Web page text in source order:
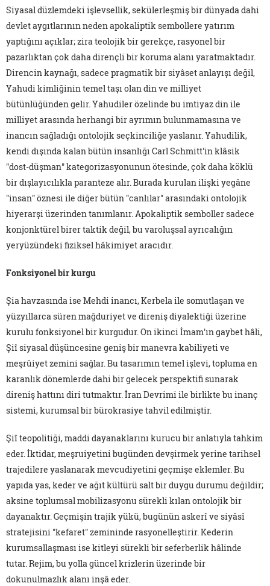
Siyasal düzlemdeki işlevsellik, sekülerleşmiş bir dünyada dahi
devlet aygıtlarının neden apokaliptik sembollere yatırım
yaptığını açıklar; zira teolojik bir gerekçe, rasyonel bir
pazarlıktan çok daha dirençli bir koruma alanı yaratmaktadır.
Direncin kaynağı, sadece pragmatik bir siyâset anlayışı değil,
Yahudi kimliğinin temel taşı olan din ve milliyet
bütünlüğünden gelir. Yahudiler özelinde bu imtiyaz din ile
milliyet arasında herhangi bir ayrımın bulunmamasına ve
inancın sağladığı ontolojik seçkinciliğe yaslanır. Yahudilik,
kendi dışında kalan bütün insanlığı Carl Schmitt'in klâsik
"dost-düşman" kategorizasyonunun ötesinde, çok daha köklü
bir dışlayıcılıkla paranteze alır. Burada kurulan ilişki yegâne
"insan" öznesi ile diğer bütün "canlılar" arasındaki ontolojik
hiyerarşi üzerinden tanımlanır. Apokaliptik semboller sadece
konjonktürel birer taktik değil, bu varoluşsal ayrıcalığın
yeryüzündeki fiziksel hâkimiyet aracıdır.
Fonksiyonel bir kurgu
Şia havzasında ise Mehdi inancı, Kerbela ile somutlaşan ve
yüzyıllarca süren mağduriyet ve direniş diyalektiği üzerine
kurulu fonksiyonel bir kurgudur. On ikinci İmam'ın gaybet hâli,
Şiî siyasal düşüncesine geniş bir manevra kabiliyeti ve
meşrûiyet zemini sağlar. Bu tasarımın temel işlevi, topluma en
karanlık dönemlerde dahi bir gelecek perspektifi sunarak
direniş hattını diri tutmaktır. İran Devrimi ile birlikte bu inanç
sistemi, kurumsal bir bürokrasiye tahvil edilmiştir.
Şiî teopolitiği, maddi dayanaklarını kurucu bir anlatıyla tahkim
eder. İktidar, meşruiyetini bugünden devşirmek yerine tarihsel
trajedilere yaslanarak mevcudiyetini geçmişe eklemler. Bu
yapıda yas, keder ve ağıt kültürü salt bir duygu durumu değildir;
aksine toplumsal mobilizasyonu sürekli kılan ontolojik bir
dayanaktır. Geçmişin trajik yükü, bugünün askerî ve siyâsî
stratejisini "kefaret" zemininde rasyonelleştirir. Kederin
kurumsallaşması ise kitleyi sürekli bir seferberlik hâlinde
tutar. Rejim, bu yolla güncel krizlerin üzerinde bir
dokunulmazlık alanı inşâ eder.